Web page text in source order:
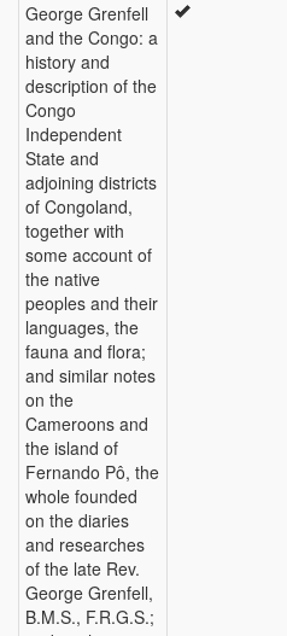
George Grenfell
and the Congo: a
history and
description of the
Congo
Independent
State and
adjoining districts
of Congoland,
together with
some account of
the native
peoples and their
languages, the
fauna and flora;
and similar notes
on the
Cameroons and
the island of
Fernando Pô, the
whole founded
on the diaries
and researches
of the late Rev.
George Grenfell,
B.M.S., F.R.G.S.;